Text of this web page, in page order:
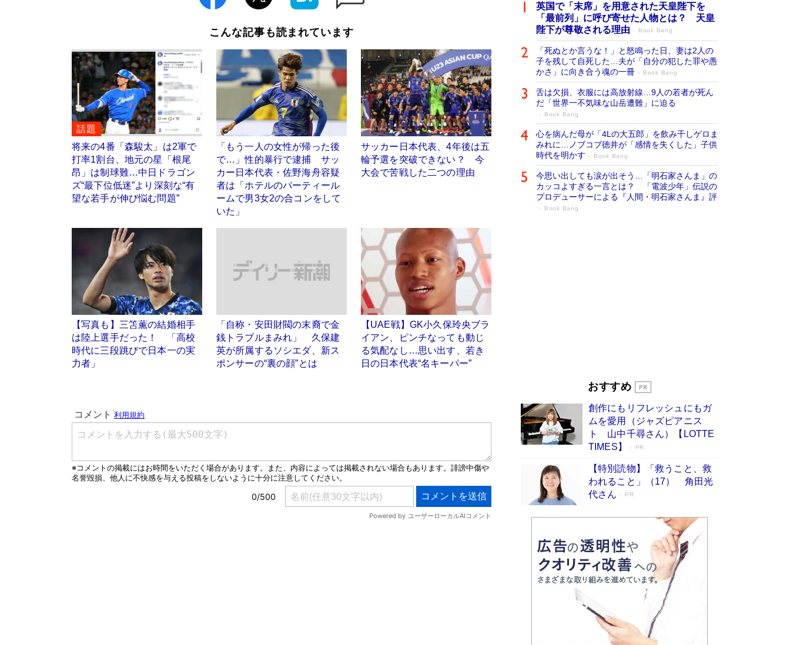
こんな記事も読まれています
話題
将来の4番「森駿太」は2軍で
打率1割台、地元の星「根尾
昂」は制球難…中日ドラゴン
ズ“最下位低迷”より深刻な“有
望な若手が伸び悩む問題”
「もう一人の女性が帰った後
で…」性的暴行で逮捕 サッ
カー日本代表・佐野海舟容疑
者は「ホテルのパーティール
ームで男3女2の合コンをして
いた」
サッカー日本代表、4年後は五
輪予選を突破できない？ 今
大会で苦戦した二つの理由
【写真も】三笘薫の結婚相手
は陸上選手だった！ 「高校
時代に三段跳びで日本一の実
力者」
「自称・安田財閥の末裔で金
銭トラブルまみれ」 久保建
英が所属するソシエダ、新ス
ポンサーの“裏の顔”とは
【UAE戦】GK小久保玲央ブラ
イアン、ピンチなっても動じ
る気配なし…思い出す、若き
日の日本代表“名キーパー”
英国で「末席」を用意された天皇陛下を
「最前列」に呼び寄せた人物とは？ 天皇
陛下が尊敬される理由
Book Bang
「死ぬとか言うな！」と怒鳴った日、妻は2人の
子を残して自死した…夫が「自分の犯した罪や愚
かさ」に向き合う魂の一冊
Book Bang
舌は欠損、衣服には高放射線…9人の若者が死ん
だ「世界一不気味な山岳遭難」に迫る
Book Bang
心を病んだ母が「4Lの大五郎」を飲み干しゲロま
みれに…ノブコブ徳井が「感情を失くした」子供
時代を明かす
Book Bang
今思い出しても涙が出そう…「明石家さんま」の
カッコよすぎる一言とは？ 「電波少年」伝説の
プロデューサーによる『人間・明石家さんま』評
Book Bang
らも文庫化 映画化された直木賞受賞作もランク
皇室はなぜ世界から尊敬されているのか？ 「天
皇陛下はお元気でおられるか」がサウジ国王の第
一声になる理由
Book Bang
おすすめ
創作にもリフレッシュにもガ
ムを愛用（ジャズピアニス
ト 山中千尋さん）【LOTTE
TIMES】
PR
【特別読物】「救うこと、救
われること」（17） 角田光
代さん
PR